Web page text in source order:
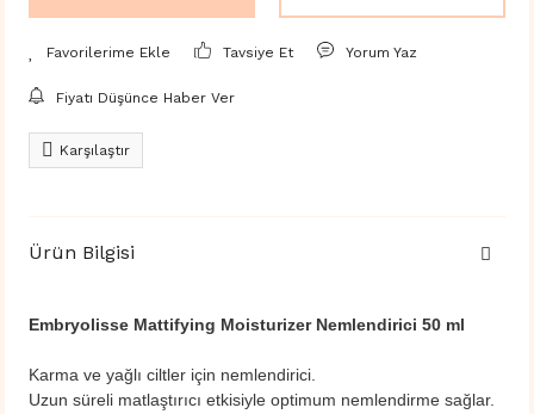
Tavsiye Et Yorum Yaz
Fiyatı Düşünce Haber Ver
Karşılaştır
Ürün Bilgisi
Embryolisse Mattifying Moisturizer Nemlendirici 50 ml
Karma ve yağlı ciltler için nemlendirici.
Uzun süreli matlaştırıcı etkisiyle optimum nemlendirme sağlar.